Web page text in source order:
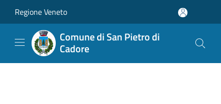
Regione Veneto
Comune di San Pietro di
Cadore